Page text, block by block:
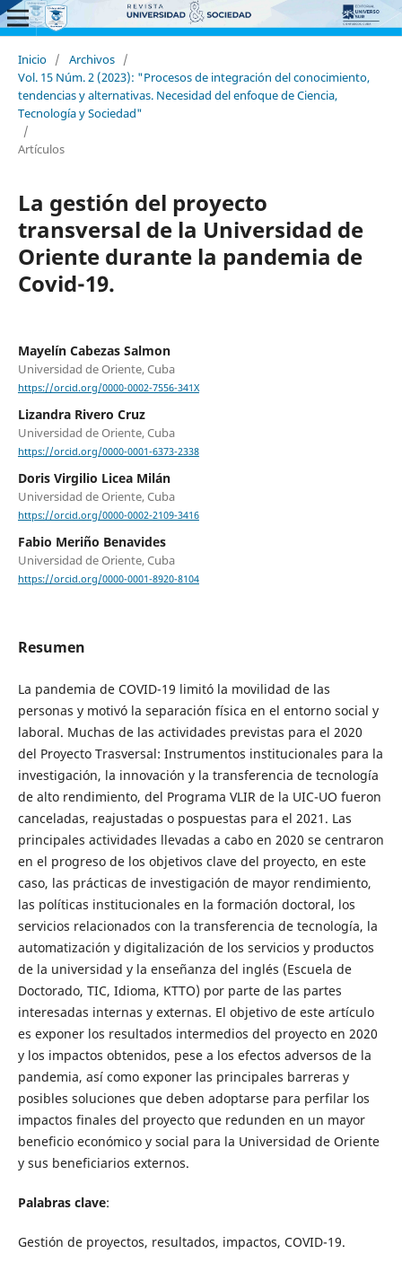
Inicio / Archivos /
Vol. 15 Núm. 2 (2023): "Procesos de integración del conocimiento,
tendencias y alternativas. Necesidad del enfoque de Ciencia,
Tecnología y Sociedad"
/
Artículos
La gestión del proyecto
transversal de la Universidad de
Oriente durante la pandemia de
Covid-19.
Mayelín Cabezas Salmon
Universidad de Oriente, Cuba
https://orcid.org/0000-0002-7556-341X
Lizandra Rivero Cruz
Universidad de Oriente, Cuba
https://orcid.org/0000-0001-6373-2338
Doris Virgilio Licea Milán
Universidad de Oriente, Cuba
https://orcid.org/0000-0002-2109-3416
Fabio Meriño Benavides
Universidad de Oriente, Cuba
https://orcid.org/0000-0001-8920-8104
Resumen
La pandemia de COVID-19 limitó la movilidad de las
personas y motivó la separación física en el entorno social y
laboral. Muchas de las actividades previstas para el 2020
del Proyecto Trasversal: Instrumentos institucionales para la
investigación, la innovación y la transferencia de tecnología
de alto rendimiento, del Programa VLIR de la UIC-UO fueron
canceladas, reajustadas o pospuestas para el 2021. Las
principales actividades llevadas a cabo en 2020 se centraron
en el progreso de los objetivos clave del proyecto, en este
caso, las prácticas de investigación de mayor rendimiento,
las políticas institucionales en la formación doctoral, los
servicios relacionados con la transferencia de tecnología, la
automatización y digitalización de los servicios y productos
de la universidad y la enseñanza del inglés (Escuela de
Doctorado, TIC, Idioma, KTTO) por parte de las partes
interesadas internas y externas. El objetivo de este artículo
es exponer los resultados intermedios del proyecto en 2020
y los impactos obtenidos, pese a los efectos adversos de la
pandemia, así como exponer las principales barreras y
posibles soluciones que deben adoptarse para perfilar los
impactos finales del proyecto que redunden en un mayor
beneficio económico y social para la Universidad de Oriente
y sus beneficiarios externos.
Palabras clave:
Gestión de proyectos, resultados, impactos, COVID-19.